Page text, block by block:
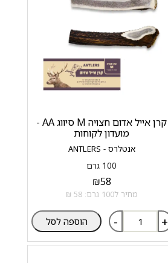
אנטלרס - ANTLERS
קרן אייל אדום חצויה M סיווג AA -
מועדון לקוחות
100 גרם
₪58
מחיר ל100 גרם: 58 ₪
- + הוספה לסל